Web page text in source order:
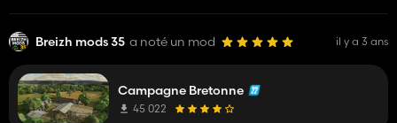
Breizh mods 35 a noté un mod il y a 3 ans
Campagne Bretonne
45 022